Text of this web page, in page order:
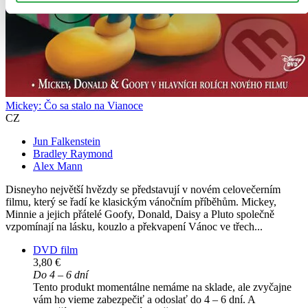
Mickey: Čo sa stalo na Vianoce
CZ
Jun Falkenstein
Bradley Raymond
Alex Mann
Disneyho největší hvězdy se představují v novém celovečerním
filmu, který se řadí ke klasickým vánočním příběhům. Mickey,
Minnie a jejich přátelé Goofy, Donald, Daisy a Pluto společně
vzpomínají na lásku, kouzlo a překvapení Vánoc ve třech...
DVD film
3,80 €
Do 4 – 6 dní
Tento produkt momentálne nemáme na sklade, ale zvyčajne
vám ho vieme zabezpečiť a odoslať do 4 – 6 dní. A